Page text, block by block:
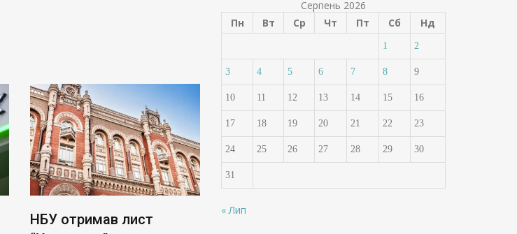
НБУ отримав лист
Банки посилюють
Серпень 2026
Пн
Вт Ср Чт Пт Сб Нд
1 2
3 4 5 6 7 8 9
10 11 12 13 14 15 16
17 18 19 20 21 22 23
24 25 26 27 28 29 30
31
« Лип